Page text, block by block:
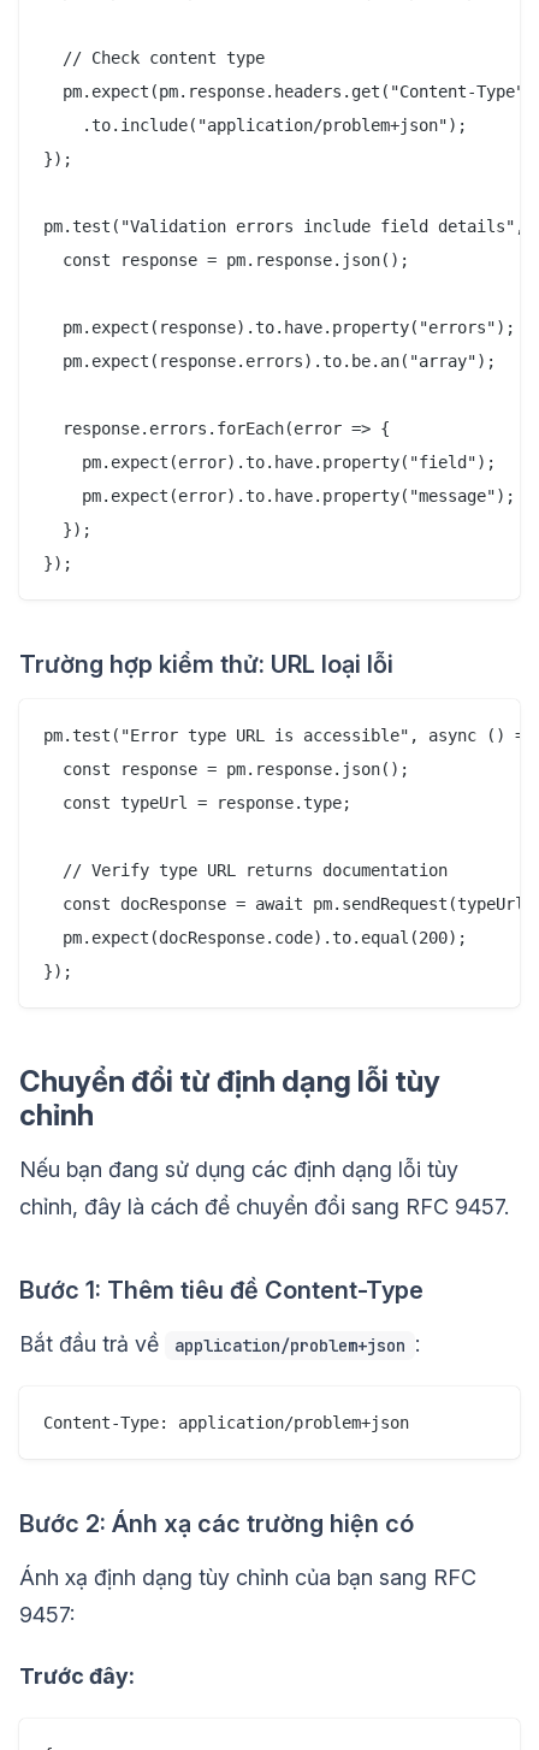
  // Check content type
pm.expect(pm.response.headers.get("Content-
    .to.include("application/problem+json");
});
pm.test("Validation errors include field details",
  const response = pm.response.json();
  pm.expect(response).to.have.property("errors");
  pm.expect(response.errors).to.be.an("array");
  response.errors.forEach(error => {
    pm.expect(error).to.have.property("field");
    pm.expect(error).to.have.property("message");
  });
Trường hợp kiểm thử: URL loại lỗi
pm.test("Error type URL is accessible", async ()
  const response = pm.response.json();
  const typeUrl = response.type;
  // Verify type URL returns documentation
const docResponse = await
  pm.expect(docResponse.code).to.equal(200);
Chuyển đổi từ định dạng lỗi tùy
chỉnh
Nếu bạn đang sử dụng các định dạng lỗi tùy
chỉnh, đây là cách để chuyển đổi sang RFC 9457.
Bước 1: Thêm tiêu đề Content-Type
Bắt đầu trả về application/problem+json :
Bước 2: Ánh xạ các trường hiện có
Ánh xạ định dạng tùy chỉnh của bạn sang RFC
9457:
Trước đây: